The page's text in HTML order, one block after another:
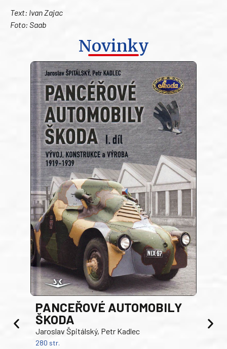
Text: Ivan Zajac
Foto: Saab
Novinky
PANCEŘOVÉ AUTOMOBILY
ŠKODA
Jaroslav Špitálský, Petr Kadlec
280 str.